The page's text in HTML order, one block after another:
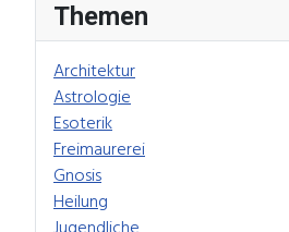
Themen
Architektur
Astrologie
Esoterik
Freimaurerei
Gnosis
Heilung